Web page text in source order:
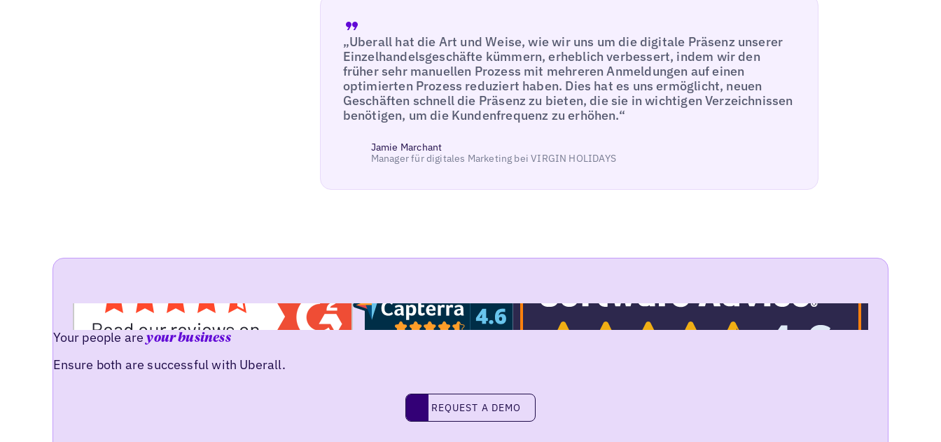
„Uberall hat die Art und Weise, wie wir uns um die digitale Präsenz unserer
Einzelhandelsgeschäfte kümmern, erheblich verbessert, indem wir den
früher sehr manuellen Prozess mit mehreren Anmeldungen auf einen
optimierten Prozess reduziert haben. Dies hat es uns ermöglicht, neuen
Geschäften schnell die Präsenz zu bieten, die sie in wichtigen Verzeichnissen
benötigen, um die Kundenfrequenz zu erhöhen.“
Jamie Marchant
Manager für digitales Marketing bei VIRGIN HOLIDAYS
Your people areyour business
Ensure both are successful with Uberall.
request a demo
REQUEST A DEMO